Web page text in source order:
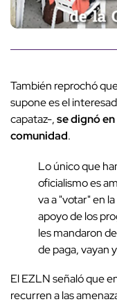
También reprochó
supone es el
capataz-,se dignó
comunidad.
Lo único que
oficialismo es
va a "votar" en
apoyo de los
les mandaron
de paga, vayan
El EZLN señaló que
recurren a las